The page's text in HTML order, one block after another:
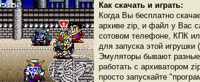
Как скачать и играть:
Когда Вы бесплатно
архиве zip, и файл у Вас
сотовом телефоне, КПК
для запуска этой игрушки (
Эмуляторы бывают
работать с архиватором
просто запускайте